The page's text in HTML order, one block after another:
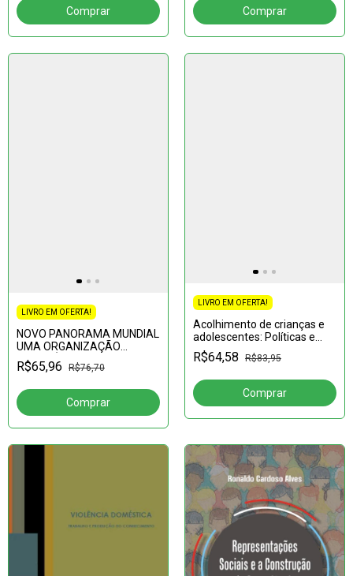
LIVRO EM OFERTA!
NOVO PANORAMA MUNDIAL
UMA ORGANIZAÇÃO
GEOGRÁFICA DO MUNDO
R$65,96 R$76,70
LIVRO EM OFERTA!
Acolhimento de crianças e
adolescentes: Políticas e
práticas promotoras de
desenvolvimento
R$64,58 R$83,95